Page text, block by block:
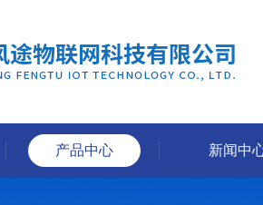
产品中心 新闻中